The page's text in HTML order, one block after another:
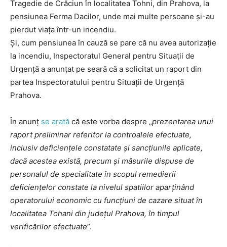
Tragedie de Crăciun în localitatea Tohni, din Prahova, la
pensiunea Ferma Dacilor, unde mai multe persoane și-au
pierdut viața într-un incendiu.
Și, cum pensiunea în cauză se pare că nu avea autorizație
la incendiu, Inspectoratul General pentru Situații de
Urgență a anunțat pe seară că a solicitat un raport din
partea Inspectoratului pentru Situații de Urgență
Prahova.
În anunț se arată că este vorba despre „prezentarea unui
raport preliminar referitor la controalele efectuate,
inclusiv deficiențele constatate și sancțiunile aplicate,
dacă acestea există, precum și măsurile dispuse de
personalul de specialitate în scopul remedierii
deficiențelor constate la nivelul spatiilor aparținând
operatorului economic cu funcțiuni de cazare situat în
localitatea Tohani din județul Prahova, în timpul
verificărilor efectuate”.